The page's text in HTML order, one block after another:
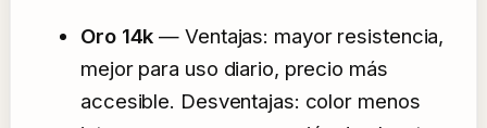
Oro 14k — Ventajas: mayor resistencia,
mejor para uso diario, precio más
accesible. Desventajas: color menos